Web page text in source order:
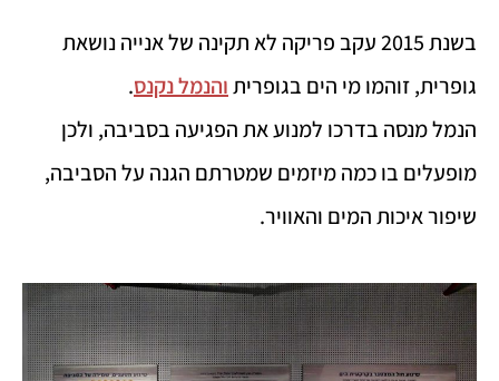
בשנת 2015 עקב פריקה לא תקינה של אנייה נושאת
גופרית, זוהמו מי הים בגופריתוהנמל נקנס.
הנמל מנסה בדרכו למנוע את הפגיעה בסביבה, ולכן
מופעלים בו כמה מיזמים שמטרתם הגנה על הסביבה,
שיפור איכות המים והאוויר.